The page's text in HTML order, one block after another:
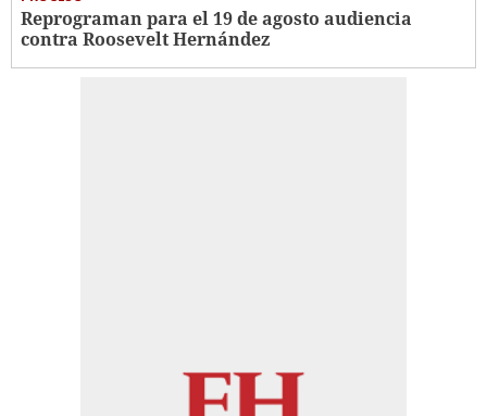
Reprograman para el 19 de agosto audiencia
contra Roosevelt Hernández